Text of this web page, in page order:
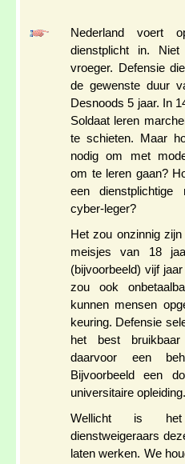
Nederland voert
dienstplicht in.
vroeger. Defensie
de gewenste duur
Desnoods 5 jaar. In
Soldaat leren
te schieten. Maar
nodig om met
om te leren gaan?
een
cyber-leger?
Het zou onzinnig
meisjes van 18
(bijvoorbeeld) vijf
zou ook
kunnen mensen
keuring. Defensie
het best
daarvoor een
Bijvoorbeeld een
universitaire opleiding.
Wellicht is het
dienstweigeraars
laten werken. We